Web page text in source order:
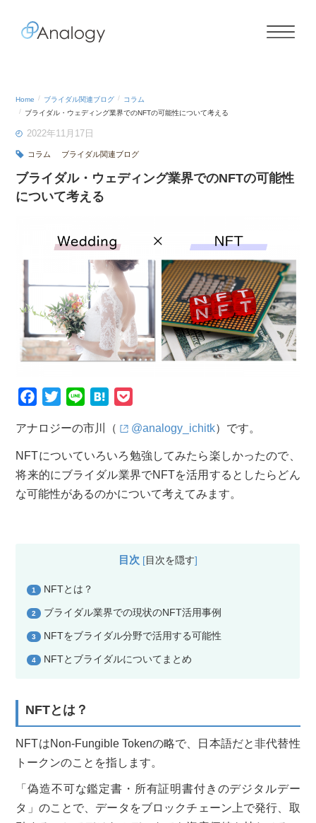
Home ブライダル関連ブログ
コラム
ブライダル・ウェディング業界でのNFTの可能性について考える
2022年11月17日
コラム ブライダル関連ブログ
ブライダル・ウェディング業界でのNFTの可能性
について考える
c
e
b
o
t
t
e
n
e
H
e
n
a
c
k
e
t
アナロジーの市川（ @analogy_ichitk）です。
NFTについていろいろ勉強してみたら楽しかったので、
将来的にブライダル業界でNFTを活用するとしたらどん
な可能性があるのかについて考えてみます。
目次 [目次を隠す]
1 NFTとは？
2 ブライダル業界での現状のNFT活用事例
3 NFTをブライダル分野で活用する可能性
4 NFTとブライダルについてまとめ
NFTとは？
NFTはNon-Fungible Tokenの略で、日本語だと非代替性
トークンのことを指します。
「偽造不可な鑑定書・所有証明書付きのデジタルデー
タ」のことで、データをブロックチェーン上で発行、取